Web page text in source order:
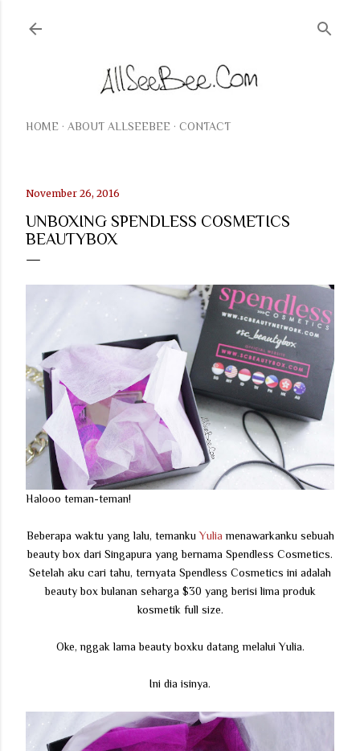
HOME ABOUT ALLSEEBEE CONTACT
November 26, 2016
UNBOXING SPENDLESS COSMETICS
BEAUTYBOX
Halooo teman-teman!
Beberapa waktu yang lalu, temankuYulia menawarkanku sebuah
beauty box dari Singapura yang bernama Spendless Cosmetics.
Setelah aku cari tahu, ternyata Spendless Cosmetics ini adalah
beauty box bulanan seharga $30 yang berisi lima produk
kosmetik full size.
Oke, nggak lama beauty boxku datang melalui Yulia.
Ini dia isinya.